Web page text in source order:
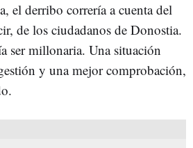
el derribo correría a cuenta del
de los ciudadanos de Donostia.
ser millonaria. Una situación
y una mejor comprobación,